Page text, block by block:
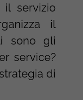
il servizio
il
sono gli
service?
di